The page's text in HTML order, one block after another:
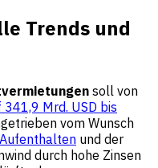
Trends und
soll von
Mrd. USD bis
vom Wunsch
und der
durch hohe Zinsen